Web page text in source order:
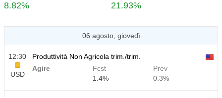
8.82% 21.93%
06 agosto, giovedì
12:30
USD
Produttività Non Agricola trim./trim.
Agire
Fcst
1.4%
Prev
0.3%